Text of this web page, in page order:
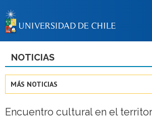
BIBLIOTECAS
Estudiantes
Académicas/os
NOTICIAS
MÁS NOTICIAS
Encuentro cultural en el